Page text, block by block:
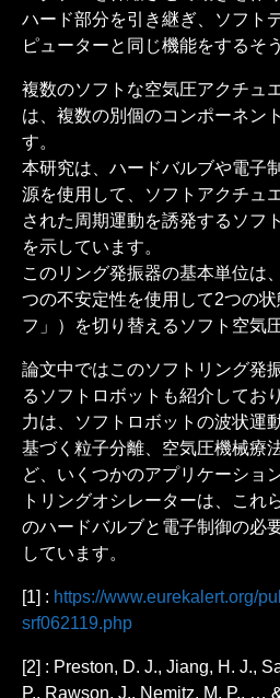
ハード部分を引き継ぎ、ソフト
ピューターと同じ機能をするそ
複数のソフトな空気圧アクチュ
は、複数の別個のコンポーネン
す。
本研究は、ハードバルブや電子
源を使用して、ソフトアクチュ
された周期運動を誘発するソフ
を示しています。
このリング発振器の基本単位は
つの不安定性を使用して2つの
フ」）を切り替えるソフト空気
論文中ではこのソフトリング発
るソフトロボットも紹介してお
力は、ソフトロボットの波状運
基づく粒子分離、空気圧機械療
ど、いくつかのアプリケーショ
トリングオシレーターは、これ
のハードバルブと電子制御の必
しています。
[1] : https://www.eurekalert.org/
srf062119.php
[2] : Preston, D. J., Jiang, H. J.,
P., Rawson, J., Nemitz, M. P., …